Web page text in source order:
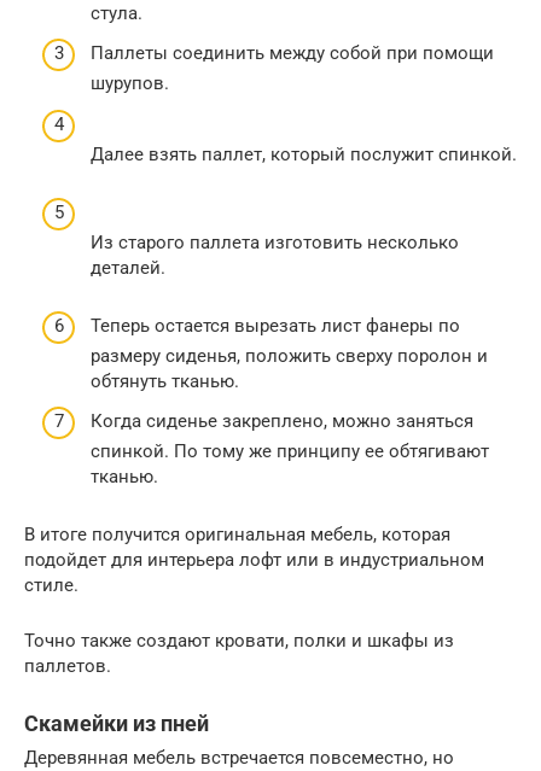
стула.
Паллеты соединить между собой при помощи
шурупов.
Далее взять паллет, который послужит спинкой.
Из старого паллета изготовить несколько
деталей.
Теперь остается вырезать лист фанеры по
размеру сиденья, положить сверху поролон и
обтянуть тканью.
Когда сиденье закреплено, можно заняться
спинкой. По тому же принципу ее обтягивают
тканью.
В итоге получится оригинальная мебель, которая
подойдет для интерьера лофт или в индустриальном
стиле.
Точно также создают кровати, полки и шкафы из
паллетов.
Скамейки из пней
Деревянная мебель встречается повсеместно, но